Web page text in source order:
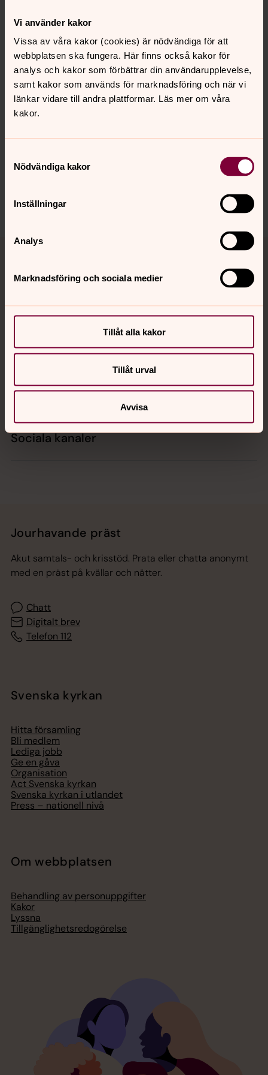
Vi använder kakor
Vissa av våra kakor (cookies) är nödvändiga för att
webbplatsen ska fungera. Här finns också kakor för
analys och kakor som förbättrar din användarupplevelse,
samt kakor som används för marknadsföring och när vi
länkar vidare till andra plattformar. Läs mer om våra
kakor.
Nödvändiga kakor
Inställningar
Analys
Marknadsföring och sociala medier
Tillåt alla kakor
Tillåt urval
Avvisa
Träffpunkter
Till våra verksamheter och träffpunkter är alla välkomna,
oavsett livsåskådning. Vi finns här för dig, i våra kyrkor
och församlingslokaler, genom personliga möten och
samtal. Vi ser fram emot att dela dagen med dig. Vi ses!
Senast ändrad 22 augusti 2022
innehåll?
Dela
Tillbaka till toppen
Tillbaka till innehållet
Kontakt
Kalender
Hitta snabbt
Sociala kanaler
Jourhavande präst
Akut samtals- och krisstöd. Prata eller chatta anonymt
med en präst på kvällar och nätter.
Chatt
Digitalt brev
Telefon 112
Svenska kyrkan
Hitta församling
Bli medlem
Lediga jobb
Ge en gåva
Organisation
Act Svenska kyrkan
Svenska kyrkan i utlandet
Press – nationell nivå
Om webbplatsen
Behandling av personuppgifter
Kakor
Lyssna
Tillgänglighetsredogörelse